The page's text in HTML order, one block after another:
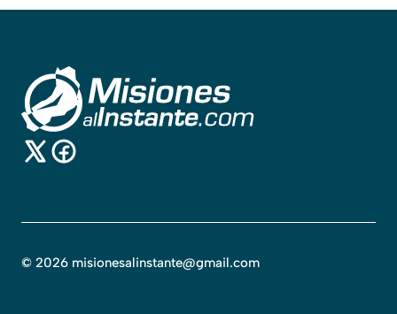
© 2026 misionesalinstante@gmail.com